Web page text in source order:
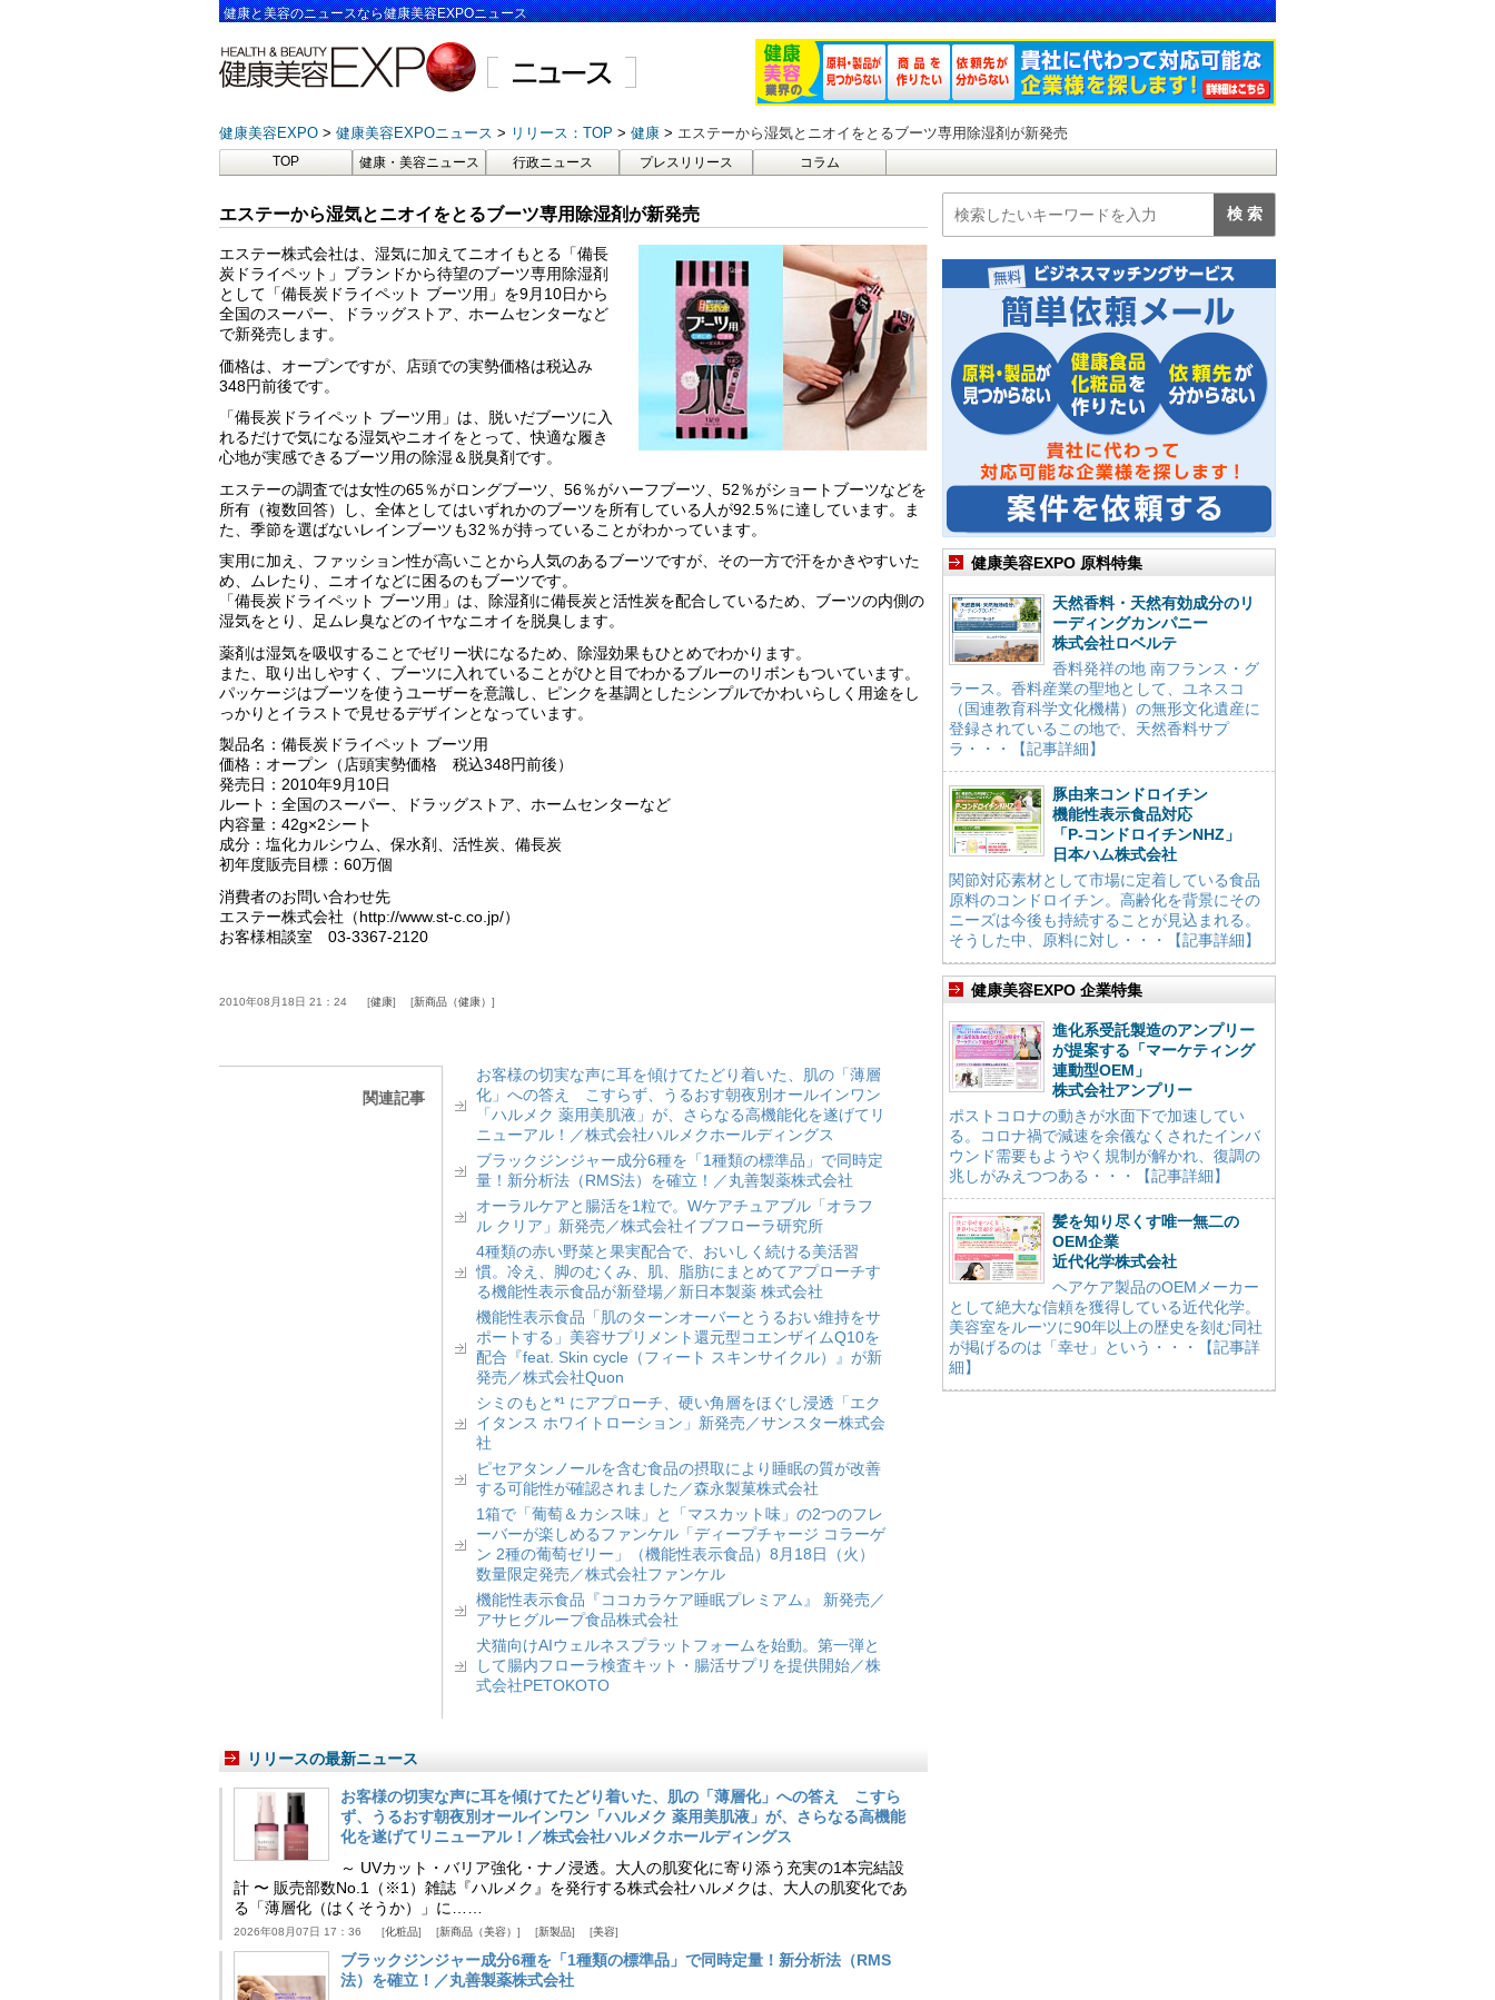
健康と美容のニュースなら健康美容EXPOニュース
健康美容EXPO 健康美容EXPOニュース リリース：TOP 健康 エステーから湿気とニオイをとるブーツ専用除湿剤が新発売
TOP 健康・美容ニュース 行政ニュース プレスリリース コラム
エステーから湿気とニオイをとるブーツ専用除湿剤が新発売
エステー株式会社は、湿気に加えてニオイもとる「備長
炭ドライペット」ブランドから待望のブーツ専用除湿剤
として「備長炭ドライペット ブーツ用」を9月10日から
全国のスーパー、ドラッグストア、ホームセンターなど
で新発売します。
価格は、オープンですが、店頭での実勢価格は税込み
348円前後です。
「備長炭ドライペット ブーツ用」は、脱いだブーツに入
れるだけで気になる湿気やニオイをとって、快適な履き
心地が実感できるブーツ用の除湿＆脱臭剤です。
エステーの調査では女性の65％がロングブーツ、56％がハーフブーツ、52％がショートブーツなどを
所有（複数回答）し、全体としてはいずれかのブーツを所有している人が92.5％に達しています。ま
た、季節を選ばないレインブーツも32％が持っていることがわかっています。
実用に加え、ファッション性が高いことから人気のあるブーツですが、その一方で汗をかきやすいた
め、ムレたり、ニオイなどに困るのもブーツです。
「備長炭ドライペット ブーツ用」は、除湿剤に備長炭と活性炭を配合しているため、ブーツの内側の
湿気をとり、足ムレ臭などのイヤなニオイを脱臭します。
薬剤は湿気を吸収することでゼリー状になるため、除湿効果もひとめでわかります。
また、取り出しやすく、ブーツに入れていることがひと目でわかるブルーのリボンもついています。
パッケージはブーツを使うユーザーを意識し、ピンクを基調としたシンプルでかわいらしく用途をし
っかりとイラストで見せるデザインとなっています。
製品名：備長炭ドライペット ブーツ用
価格：オープン（店頭実勢価格 税込348円前後）
発売日：2010年9月10日
ルート：全国のスーパー、ドラッグストア、ホームセンターなど
内容量：42g×2シート
成分：塩化カルシウム、保水剤、活性炭、備長炭
初年度販売目標：60万個
消費者のお問い合わせ先
エステー株式会社（http://www.st-c.co.jp/）
お客様相談室 03-3367-2120
2010年08月18日 21：24 健康 新商品（健康）
関連記事
お客様の切実な声に耳を傾けてたどり着いた、肌の「薄層
化」への答え こすらず、うるおす朝夜別オールインワン
「ハルメク 薬用美肌液」が、さらなる高機能化を遂げてリ
ニューアル！／株式会社ハルメクホールディングス
ブラックジンジャー成分6種を「1種類の標準品」で同時定
量！新分析法（RMS法）を確立！／丸善製薬株式会社
オーラルケアと腸活を1粒で。Wケアチュアブル「オラフ
ル クリア」新発売／株式会社イブフローラ研究所
4種類の赤い野菜と果実配合で、おいしく続ける美活習
慣。冷え、脚のむくみ、肌、脂肪にまとめてアプローチす
る機能性表示食品が新登場／新日本製薬 株式会社
機能性表示食品「肌のターンオーバーとうるおい維持をサ
ポートする」美容サプリメント還元型コエンザイムQ10を
配合『feat. Skin cycle（フィート スキンサイクル）』が新
発売／株式会社Quon
シミのもと*¹ にアプローチ、硬い角層をほぐし浸透「エク
イタンス ホワイトローション」新発売／サンスター株式会
社
ピセアタンノールを含む食品の摂取により睡眠の質が改善
する可能性が確認されました／森永製菓株式会社
1箱で「葡萄＆カシス味」と「マスカット味」の2つのフレ
ーバーが楽しめるファンケル「ディープチャージ コラーゲ
ン 2種の葡萄ゼリー」（機能性表示食品）8月18日（火）
数量限定発売／株式会社ファンケル
機能性表示食品『ココカラケア睡眠プレミアム』 新発売／
アサヒグループ食品株式会社
犬猫向けAIウェルネスプラットフォームを始動。第一弾と
して腸内フローラ検査キット・腸活サプリを提供開始／株
式会社PETOKOTO
リリースの最新ニュース
お客様の切実な声に耳を傾けてたどり着いた、肌の「薄層化」への答え こすら
ず、うるおす朝夜別オールインワン「ハルメク 薬用美肌液」が、さらなる高機能
化を遂げてリニューアル！／株式会社ハルメクホールディングス
～ UVカット・バリア強化・ナノ浸透。大人の肌変化に寄り添う充実の1本完結設
計 〜 販売部数No.1（※1）雑誌『ハルメク』を発行する株式会社ハルメクは、大人の肌変化であ
る「薄層化（はくそうか）」に……
2026年08月07日 17：36 化粧品 新商品（美容） 新製品 美容
ブラックジンジャー成分6種を「1種類の標準品」で同時定量！新分析法（RMS
法）を確立！／丸善製薬株式会社
健康美容EXPO 原料特集
天然香料・天然有効成分のリ
ーディングカンパニー
株式会社ロベルテ
香料発祥の地 南フランス・グ
ラース。香料産業の聖地として、ユネスコ
（国連教育科学文化機構）の無形文化遺産に
登録されているこの地で、天然香料サプ
ラ・・・【記事詳細】
豚由来コンドロイチン
機能性表示食品対応
「P-コンドロイチンNHZ」
日本ハム株式会社
関節対応素材として市場に定着している食品
原料のコンドロイチン。高齢化を背景にその
ニーズは今後も持続することが見込まれる。
そうした中、原料に対し・・・【記事詳細】
健康美容EXPO 企業特集
進化系受託製造のアンプリー
が提案する「マーケティング
連動型OEM」
株式会社アンプリー
ポストコロナの動きが水面下で加速してい
る。コロナ禍で減速を余儀なくされたインバ
ウンド需要もようやく規制が解かれ、復調の
兆しがみえつつある・・・【記事詳細】
髪を知り尽くす唯一無二の
OEM企業
近代化学株式会社
ヘアケア製品のOEMメーカー
として絶大な信頼を獲得している近代化学。
美容室をルーツに90年以上の歴史を刻む同社
が掲げるのは「幸せ」という・・・【記事詳
細】